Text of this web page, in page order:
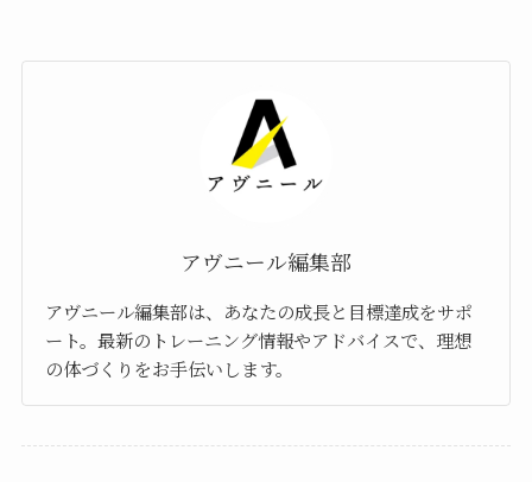
アヴニール編集部
アヴニール編集部は、あなたの成長と目標達成をサポ
ート。最新のトレーニング情報やアドバイスで、理想
の体づくりをお手伝いします。